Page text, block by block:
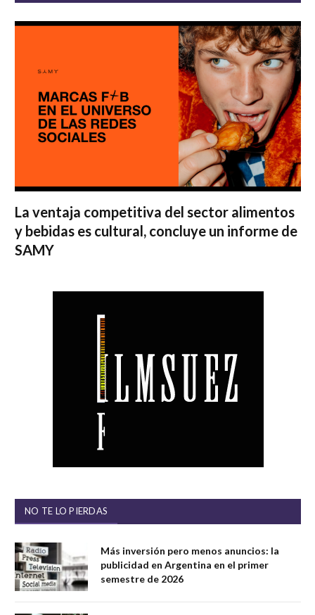
La ventaja competitiva del sector alimentos
y bebidas es cultural, concluye un informe de
SAMY
NO TE LO PIERDAS
Más inversión pero menos anuncios: la
publicidad en Argentina en el primer
semestre de 2026